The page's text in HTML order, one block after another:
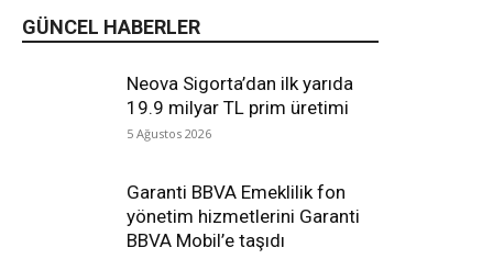
GÜNCEL HABERLER
Neova Sigorta’dan ilk yarıda
19.9 milyar TL prim üretimi
5 Ağustos 2026
Garanti BBVA Emeklilik fon
yönetim hizmetlerini Garanti
BBVA Mobil’e taşıdı